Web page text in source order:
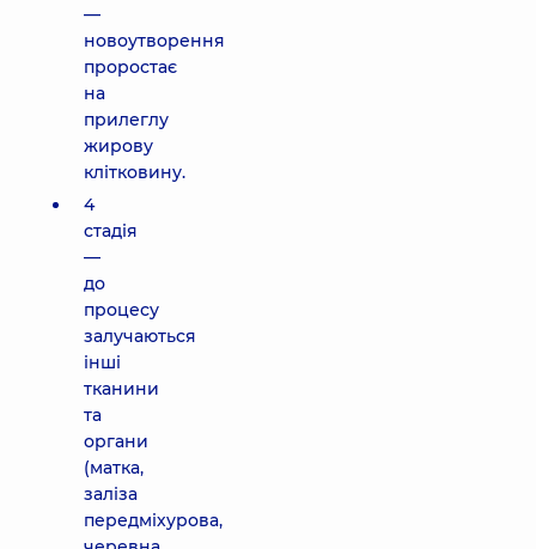
—
новоутворення
проростає
на
прилеглу
жирову
клітковину.
4
стадія
—
до
процесу
залучаються
інші
тканини
та
органи
(матка,
заліза
передміхурова,